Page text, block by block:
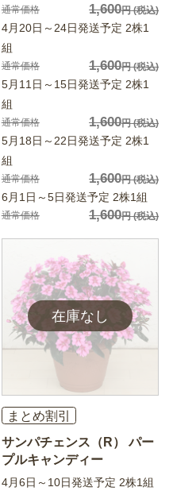
通常価格 1,600円(税込)
4月20日～24日発送予定 2株1
組
通常価格 1,600円(税込)
5月11日～15日発送予定 2株1
組
通常価格 1,600円(税込)
5月18日～22日発送予定 2株1
組
通常価格 1,600円(税込)
6月1日～5日発送予定 2株1組
通常価格 1,600円(税込)
まとめ割引
サンパチェンス（R） パー
プルキャンディー
4月6日～10日発送予定 2株1組